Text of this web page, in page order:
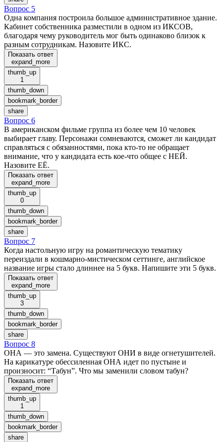
Вопрос 5
Одна компания построила большое административное здание.
Кабинет собственника разместили в одном из ИКСОВ,
благодаря чему руководитель мог быть одинаково близок к
разным сотрудникам. Назовите ИКС.
Показать ответ
expand_more
thumb_up
1
thumb_down
bookmark_border
share
Вопрос 6
В американском фильме группа из более чем 10 человек
выбирает главу. Персонажи сомневаются, сможет ли кандидат
справляться с обязанностями, пока кто-то не обращает
внимание, что у кандидата есть кое-что общее с НЕЙ.
Назовите ЕЁ.
Показать ответ
expand_more
thumb_up
0
thumb_down
bookmark_border
share
Вопрос 7
Когда настольную игру на романтическую тематику
переиздали в кошмарно-мистическом сеттинге, английское
название игры стало длиннее на 5 букв. Напишите эти 5 букв.
Показать ответ
expand_more
thumb_up
3
thumb_down
bookmark_border
share
Вопрос 8
ОНА — это замена. Существуют ОНИ в виде огнетушителей.
На карикатуре обессиленная ОНА идет по пустыне и
произносит: “Табун”. Что мы заменили словом табун?
Показать ответ
expand_more
thumb_up
1
thumb_down
bookmark_border
share